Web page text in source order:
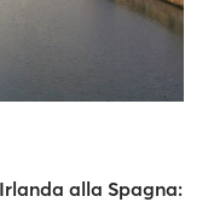
alla Spagna: